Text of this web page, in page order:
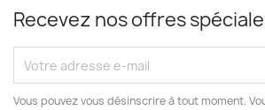
Recevez nos offres
Vous pouvez vous désinscrire à tout moment.